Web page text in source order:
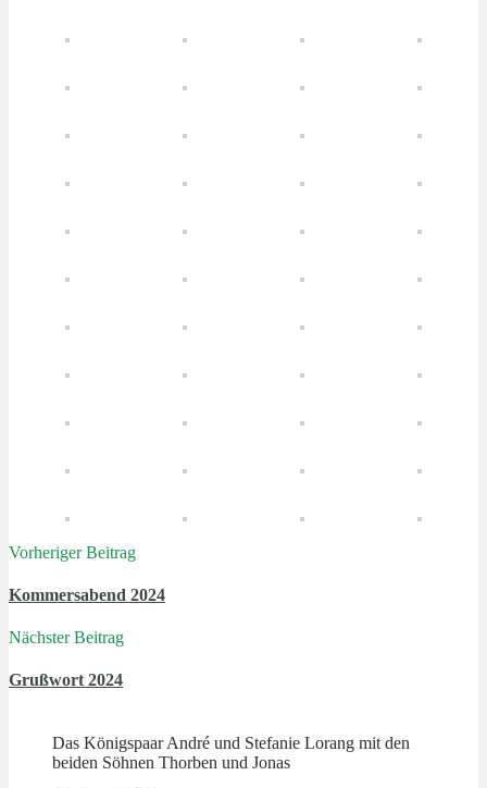
Vorheriger Beitrag
Kommersabend 2024
Nächster Beitrag
Grußwort 2024
Das Königspaar André und Stefanie Lorang mit den
beiden Söhnen Thorben und Jonas